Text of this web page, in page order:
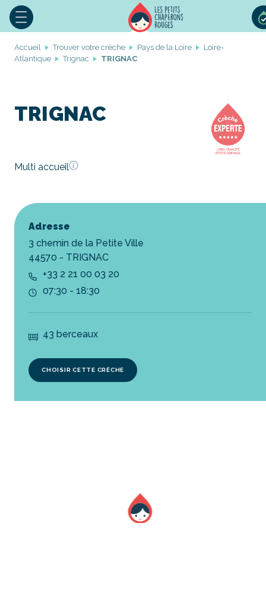
Accueil Trouver votre crèche Pays de la Loire
Loire-
Atlantique
Trignac TRIGNAC
TRIGNAC
Multi accueil
Adresse
3 chemin de la Petite Ville
44570 - TRIGNAC
+33 2 21 00 03 20
07:30 - 18:30
43 berceaux
CHOISIR CETTE CRÈCHE